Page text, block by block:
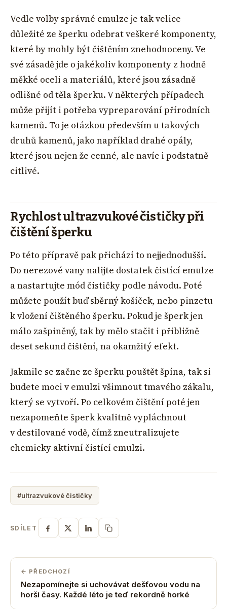
Vedle volby správné emulze je tak velice
důležité ze šperku odebrat veškeré komponenty,
které by mohly být čištěním znehodnoceny. Ve
své zásadě jde o jakékoliv komponenty z hodně
měkké oceli a materiálů, které jsou zásadně
odlišné od těla šperku. V některých případech
může přijít i potřeba vypreparování přírodních
kamenů. To je otázkou především u takových
druhů kamenů, jako například drahé opály,
které jsou nejen že cenné, ale navíc i podstatně
citlivé.
Rychlost ultrazvukové čističky při
čištění šperku
Po této přípravě pak přichází to nejjednodušší.
Do nerezové vany nalijte dostatek čistící emulze
a nastartujte mód čističky podle návodu. Poté
můžete použít buď sběrný košíček, nebo pinzetu
k vložení čištěného šperku. Pokud je šperk jen
málo zašpiněný, tak by mělo stačit i přibližně
deset sekund čištění, na okamžitý efekt.
Jakmile se začne ze šperku pouštět špína, tak si
budete moci v emulzi všimnout tmavého zákalu,
který se vytvoří. Po celkovém čištění poté jen
nezapomeňte šperk kvalitně vypláchnout
v destilované vodě, čímž zneutralizujete
chemicky aktivní čistící emulzi.
#ultrazvukové čističky
SDÍLET
← PŘEDCHOZÍ
Nezapomínejte si uchovávat dešťovou vodu na
horší časy. Každé léto je teď rekordně horké